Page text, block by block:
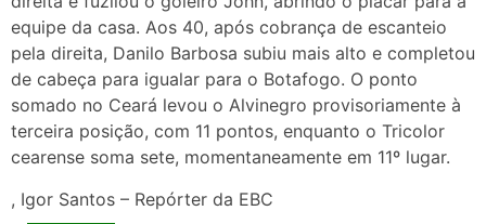
equipe da casa. Aos 40, após cobrança de escanteio
pela direita, Danilo Barbosa subiu mais alto e completou
de cabeça para igualar para o Botafogo. O ponto
somado no Ceará levou o Alvinegro provisoriamente à
terceira posição, com 11 pontos, enquanto o Tricolor
cearense soma sete, momentaneamente em 11º lugar.
, Igor Santos – Repórter da EBC